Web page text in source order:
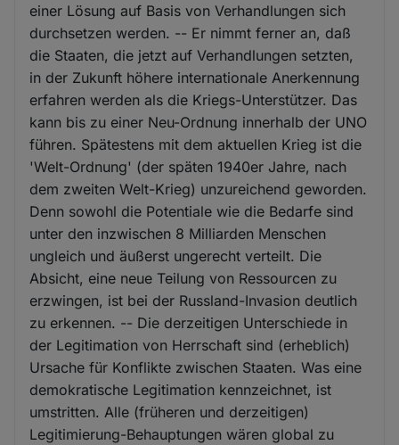
einer Lösung auf Basis von Verhandlungen sich
durchsetzen werden. -- Er nimmt ferner an, daß
die Staaten, die jetzt auf Verhandlungen setzten,
in der Zukunft höhere internationale Anerkennung
erfahren werden als die Kriegs-Unterstützer. Das
kann bis zu einer Neu-Ordnung innerhalb der UNO
führen. Spätestens mit dem aktuellen Krieg ist die
'Welt-Ordnung' (der späten 1940er Jahre, nach
dem zweiten Welt-Krieg) unzureichend geworden.
Denn sowohl die Potentiale wie die Bedarfe sind
unter den inzwischen 8 Milliarden Menschen
ungleich und äußerst ungerecht verteilt. Die
Absicht, eine neue Teilung von Ressourcen zu
erzwingen, ist bei der Russland-Invasion deutlich
zu erkennen. -- Die derzeitigen Unterschiede in
der Legitimation von Herrschaft sind (erheblich)
Ursache für Konflikte zwischen Staaten. Was eine
demokratische Legitimation kennzeichnet, ist
umstritten. Alle (früheren und derzeitigen)
Legitimierung-Behauptungen wären global zu